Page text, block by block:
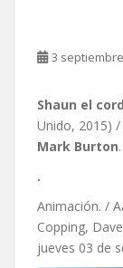
3
Shaun el
Unido, 2015)
Mark Burton.
.
Animación. /
Copping,
jueves 03 de